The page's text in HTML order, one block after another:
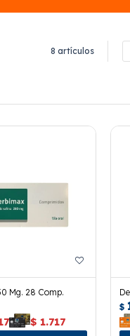
8 artículos
Mg. 28 Comp.
$ 1.717
$